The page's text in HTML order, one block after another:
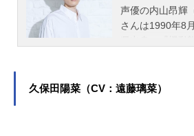
声優の内山昂輝
さんは1990年8
気作品のキャラ
久保田陽菜（CV：遠藤璃菜）